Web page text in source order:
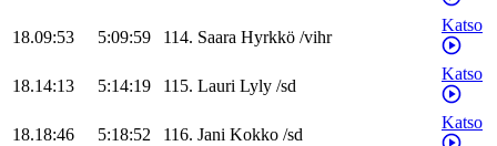
18.09:53 5:09:59 114. Saara Hyrkkö /vihr
Katso
18.14:13 5:14:19 115. Lauri Lyly /sd
Katso
18.18:46 5:18:52 116. Jani Kokko /sd
Katso